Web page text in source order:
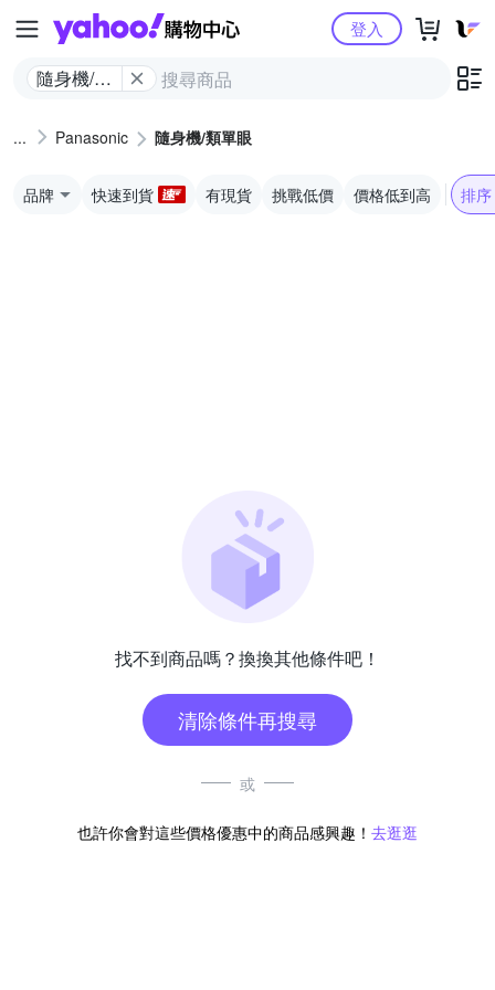
Yahoo購物中心
隨身機/類
登入
Panasonic 隨身機/類單眼
品牌 快速到貨 有現貨 挑戰低價 價格低到高 排序
找不到商品嗎？換換其他條件吧！
清除條件再搜尋
或
也許你會對這些價格優惠中的商品感興趣！ 去逛逛